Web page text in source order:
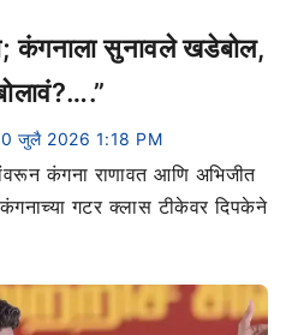
कंगनाला सुनावले खडेबोल,
जुलै 2026 1:18 PM
कंगना राणावत आणि अभिजीत
गटर क्लास टीकेवर दिपकेने